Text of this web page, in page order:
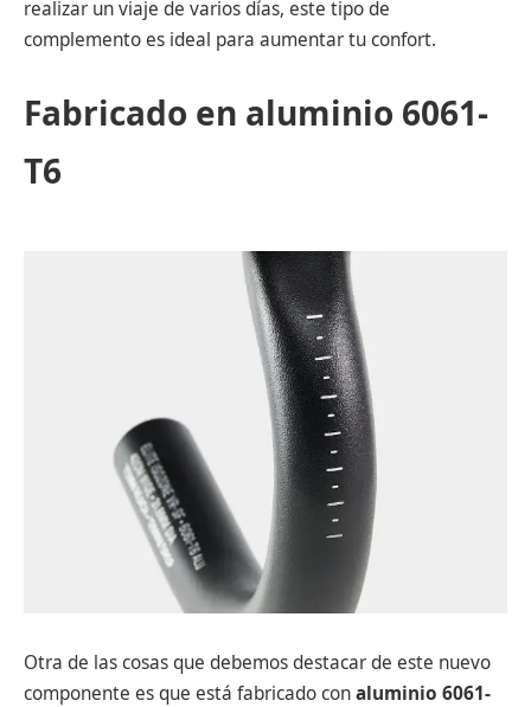
realizar un viaje de varios días, este tipo de
complemento es ideal para aumentar tu confort.
Fabricado en aluminio 6061-
T6
Otra de las cosas que debemos destacar de este nuevo
componente es que está fabricado conaluminio 6061-